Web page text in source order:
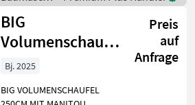
und Löffe
/ BIG
BIG
Volumenschaufel
250cm mit
Preis
auf
Anfrage
Bj. 2025
BIG VOLUMENSCHAUFEL